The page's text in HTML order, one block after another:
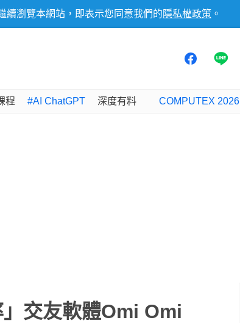
續瀏覽本網站，即表示您同意我們的 隱私權政策 。
程 #AI ChatGPT 深度有料 COMPUTEX 2026
交友軟體Omi Omi